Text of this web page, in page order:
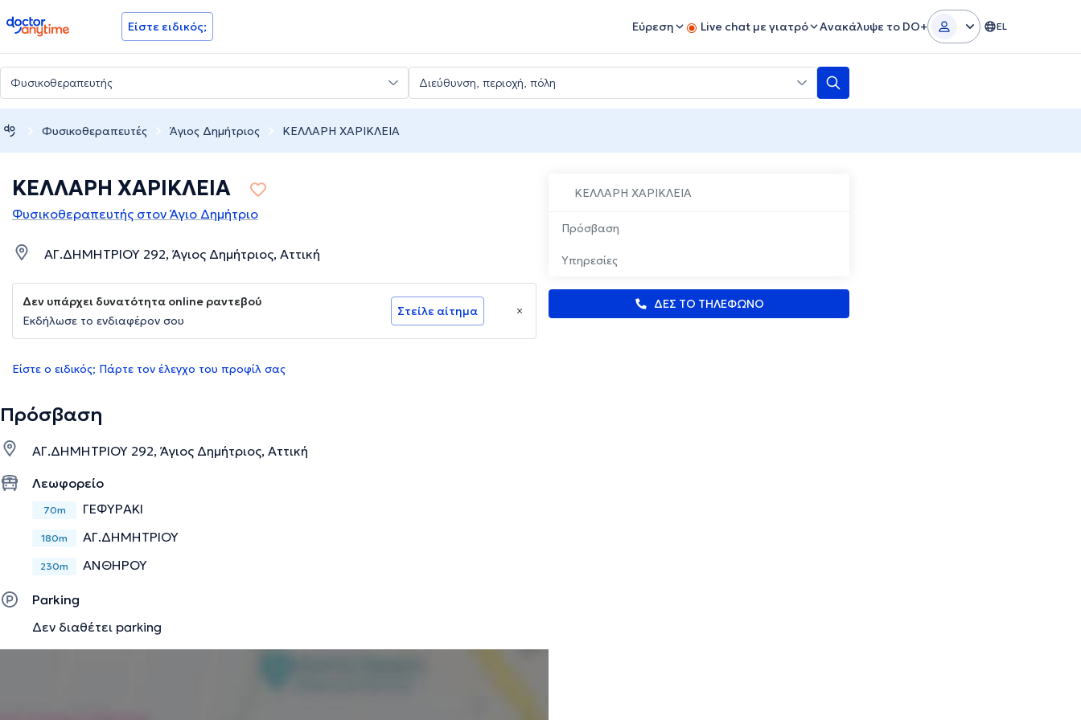
doctoranytime Είστε ειδικός; Εύρεση Live chat με γιατρό Ανακάλυψε το DO+ EL
Φυσικοθεραπευτές Άγιος Δημήτριος ΚΕΛΛΑΡΗ ΧΑΡΙΚΛΕΙΑ
ΚΕΛΛΑΡΗ ΧΑΡΙΚΛΕΙΑ
Πρόσβαση
Υπηρεσίες
ΔΕΣ ΤΟ ΤΗΛΕΦΩΝΟ
ΚΕΛΛΑΡΗ ΧΑΡΙΚΛΕΙΑ
Φυσικοθεραπευτής στον Άγιο Δημήτριο
ΑΓ.ΔΗΜΗΤΡΙΟΥ 292, Άγιος Δημήτριος, Αττική
Δεν υπάρχει δυνατότητα online ραντεβού
Εκδήλωσε το ενδιαφέρον σου
Στείλε αίτημα
Είστε ο ειδικός; Πάρτε τον έλεγχο του προφίλ σας
Πρόσβαση
ΑΓ.ΔΗΜΗΤΡΙΟΥ 292, Άγιος Δημήτριος, Αττική
Λεωφορείο
70m ΓΕΦΥΡΑΚΙ
180m ΑΓ.ΔΗΜΗΤΡΙΟΥ
230m ΑΝΘΗΡΟΥ
Parking
Δεν διαθέτει parking